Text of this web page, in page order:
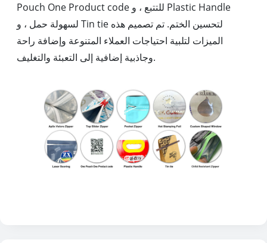
Pouch One Product code للتتبع ، و Plastic Handle
لسهولة حمل ، و Tin tie لتحسين الختم. تم تصميم هذه
الميزات لتلبية احتياجات العملاء المتنوعة وإضافة راحة
وجاذبية إضافية إلى التعبئة والتغليف.